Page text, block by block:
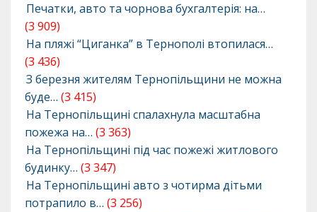
Печатки, авто та чорнова бухгалтерія: на…
(3 909)
На пляжі “Циганка” в Тернополі втопилася…
(3 436)
З березня жителям Тернопільщини не можна
буде… (3 415)
На Тернопільщині спалахнула масштабна
пожежа на… (3 363)
На Тернопільщині під час пожежі житлового
будинку… (3 347)
На Тернопільщині авто з чотирма дітьми
потрапило в… (3 256)